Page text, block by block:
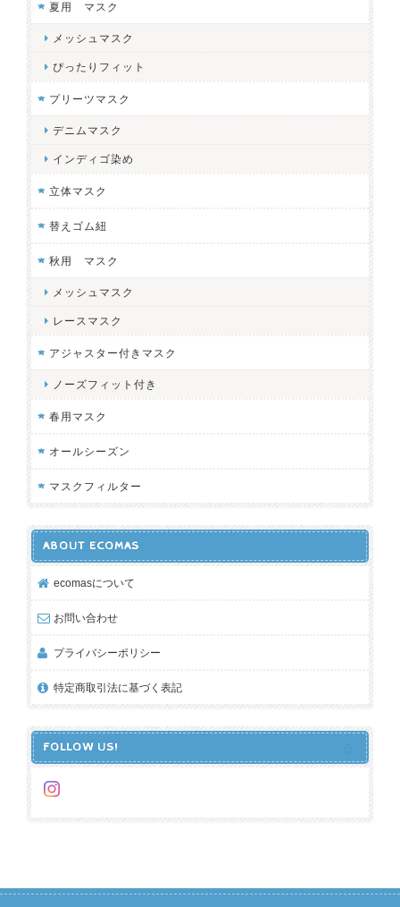
夏用 マスク
メッシュマスク
ぴったりフィット
プリーツマスク
デニムマスク
インディゴ染め
立体マスク
替えゴム紐
秋用 マスク
メッシュマスク
レースマスク
アジャスター付きマスク
ノーズフィット付き
春用マスク
オールシーズン
マスクフィルター
ABOUT ECOMAS
ecomasについて
お問い合わせ
プライバシーポリシー
特定商取引法に基づく表記
FOLLOW US!